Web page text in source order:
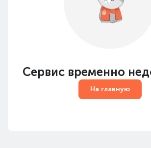
Сервис временно
На главную